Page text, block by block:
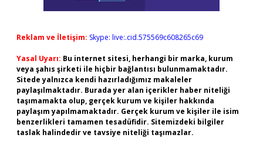
Reklam ve İletişim: Skype: live:.cid.575569c608265c69
Yasal Uyarı: Bu internet sitesi, herhangi bir marka, kurum
veya şahıs şirketi ile hiçbir bağlantısı bulunmamaktadır.
Sitede yalnızca kendi hazırladığımız makaleler
paylaşılmaktadır. Burada yer alan içerikler haber niteliği
taşımamakta olup, gerçek kurum ve kişiler hakkında
paylaşım yapılmamaktadır. Gerçek kurum ve kişiler ile isim
benzerlikleri tamamen tesadüfidir. Sitemizdeki bilgiler
taslak halindedir ve tavsiye niteliği taşımazlar.